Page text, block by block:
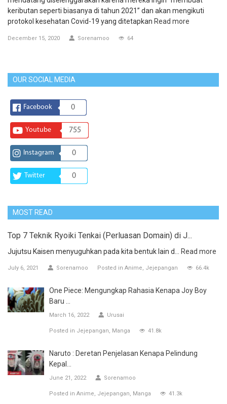
keributan seperti biasanya di tahun 2021” dan akan mengikuti
protokol kesehatan Covid-19 yang ditetapkan Read more
December 15, 2020 Sorenamoo 64
OUR SOCIAL MEDIA
Facebook 0
Youtube 755
Instagram 0
Twitter 0
MOST READ
Top 7 Teknik Ryoiki Tenkai (Perluasan Domain) di J...
Jujutsu Kaisen menyuguhkan pada kita bentuk lain d... Read more
July 6, 2021 Sorenamoo Posted in Anime Jejepangan 66.4k
One Piece: Mengungkap Rahasia Kenapa Joy Boy
Baru ...
March 16, 2022 Urusai
Posted in Jejepangan Manga 41.8k
Naruto : Deretan Penjelasan Kenapa Pelindung
Kepal...
June 21, 2022 Sorenamoo
Posted in Anime Jejepangan Manga 41.3k